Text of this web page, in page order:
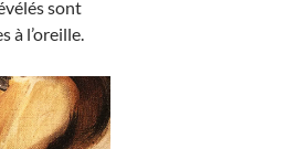
sont
à l’oreille.